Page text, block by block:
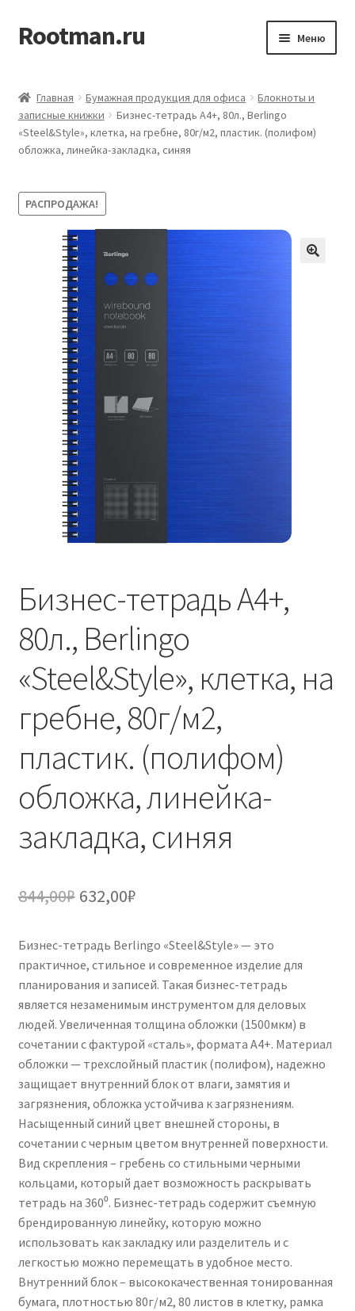
Перейти
к
Перейти
к
Rootman.ru Меню
Офисные принадлежности
Бумажная продукция для офиса
Товары для учёбы
Главная Бумажная продукция для офиса
Блокноты и
записные книжки
Бизнес-тетрадь А4+, 80л., Berlingo
«Steel&Style», клетка, на гребне, 80г/м2, пластик. (полифом)
обложка, линейка-закладка, синяя
РАСПРОДАЖА!
Бизнес-тетрадь А4+,
80л., Berlingo
«Steel&Style», клетка, на
гребне, 80г/м2,
пластик. (полифом)
обложка, линейка-
закладка, синяя
844,00₽ Первоначальная
составляла
844,00₽.
632,00₽Текущая
632,00₽.
Бизнес-тетрадь Berlingo «Steel&Style» — это
практичное, стильное и современное изделие для
планирования и записей. Такая бизнес-тетрадь
является незаменимым инструментом для деловых
людей. Увеличенная толщина обложки (1500мкм) в
сочетании с фактурой «сталь», формата А4+. Материал
обложки — трехслойный пластик (полифом), надежно
защищает внутренний блок от влаги, замятия и
загрязнения, обложка устойчива к загрязнениям.
Насыщенный синий цвет внешней стороны, в
сочетании с черным цветом внутренней поверхности.
Вид скрепления – гребень со стильными черными
кольцами, который дает возможность раскрывать
тетрадь на 360⁰. Бизнес-тетрадь содержит съемную
брендированную линейку, которую можно
использовать как закладку или разделитель и с
легкостью можно перемещать в удобное место.
Внутренний блок – высококачественная тонированная
бумага, плотностью 80г/м2, 80 листов в клетку, рамка